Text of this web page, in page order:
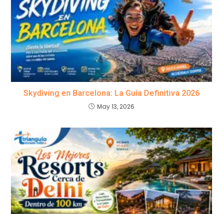
Skydiving en Barcelona: La Guía Definitiva 2026
May 13, 2026